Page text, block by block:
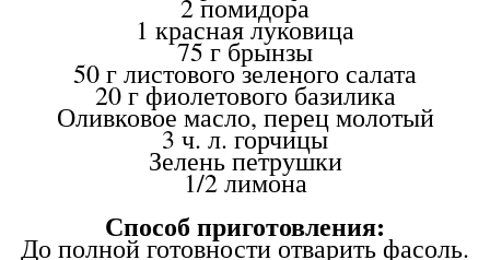
2 помидора
1 красная луковица
75 г брынзы
50 г листового зеленого салата
20 г фиолетового базилика
Оливковое масло, перец молотый
3 ч. л. горчицы
Зелень петрушки
1/2 лимона
Способ приготовления:
До полной готовности отварить фасоль.